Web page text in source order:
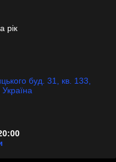
рік
буд. 31, кв. 133,